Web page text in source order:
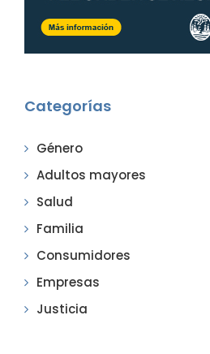
Categorías
Género
Adultos mayores
Salud
Familia
Consumidores
Empresas
Justicia